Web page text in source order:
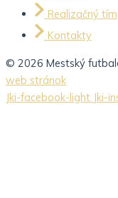
Realizačný tím
Kontakty
© 2026 Mestský
web stránok
Jki-facebook-light Jki-